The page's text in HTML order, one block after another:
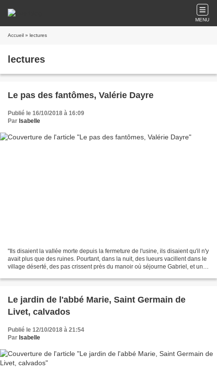
MENU
Accueil » lectures
lectures
Le pas des fantômes, Valérie Dayre
Publié le 16/10/2018 à 16:09
Par Isabelle
"Ils disaient la vallée morte depuis la fermeture de l'usine, ils disaient qu'il n'y
avait plus que des ruines. Pourtant, dans la nuit, des lueurs vacillent dans le
village déserté, des pas crissent près du manoir où séjourne Gabriel, et une
Le jardin de l'abbé Marie, Saint Germain de
Livet, calvados
Publié le 12/10/2018 à 21:54
Par Isabelle